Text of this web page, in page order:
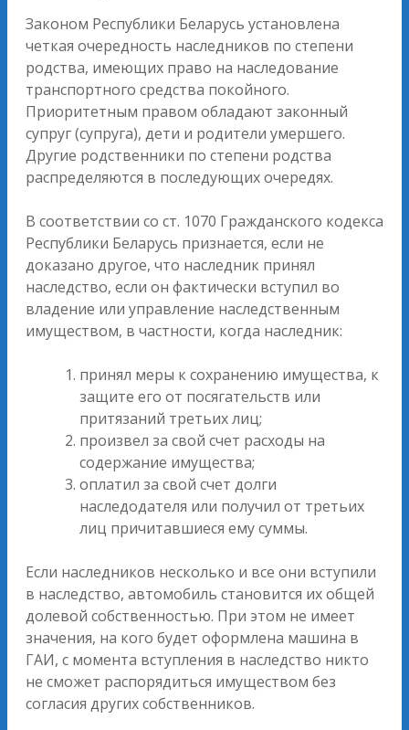
Законом Республики Беларусь установлена
четкая очередность наследников по степени
родства, имеющих право на наследование
транспортного средства покойного.
Приоритетным правом обладают законный
супруг (супруга), дети и родители умершего.
Другие родственники по степени родства
распределяются в последующих очередях.
В соответствии со ст. 1070 Гражданского кодекса
Республики Беларусь признается, если не
доказано другое, что наследник принял
наследство, если он фактически вступил во
владение или управление наследственным
имуществом, в частности, когда наследник:
принял меры к сохранению имущества, к
защите его от посягательств или
притязаний третьих лиц;
произвел за свой счет расходы на
содержание имущества;
оплатил за свой счет долги
наследодателя или получил от третьих
лиц причитавшиеся ему суммы.
Если наследников несколько и все они вступили
в наследство, автомобиль становится их общей
долевой собственностью. При этом не имеет
значения, на кого будет оформлена машина в
ГАИ, с момента вступления в наследство никто
не сможет распорядиться имуществом без
согласия других собственников.